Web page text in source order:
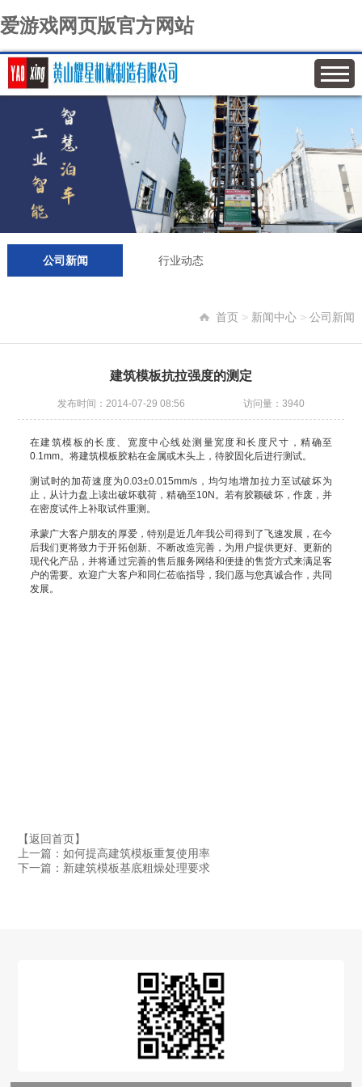
爱游戏网页版官方网站
公司新闻 行业动态
首页 > 新闻中心 >公司新闻
建筑模板抗拉强度的测定
发布时间：2014-07-29 08:56 访问量：3940
在建筑模板的长度、宽度中心线处测量宽度和长度尺寸，精确至
0.1mm。将建筑模板胶粘在金属或木头上，待胶固化后进行测试。
测试时的加荷速度为0.03±0.015mm/s，均匀地增加拉力至试破坏为
止，从计力盘上读出破坏载荷，精确至10N。若有胶颖破坏，作废，并
在密度试件上补取试件重测。
承蒙广大客户朋友的厚爱，特别是近几年我公司得到了飞速发展，在今
后我们更将致力于开拓创新、不断改造完善，为用户提供更好、更新的
现代化产品，并将通过完善的售后服务网络和便捷的售货方式来满足客
户的需要。欢迎广大客户和同仁莅临指导，我们愿与您真诚合作，共同
发展。
【返回首页】
上一篇：如何提高建筑模板重复使用率
下一篇：新建筑模板基底粗燥处理要求